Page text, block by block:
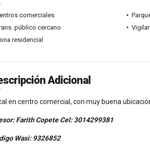
comerciales
público cercano
residencial
Adicional
en centro comercial, con muy buena
Farith Copete Cel: 3014299381
Wasi: 9326852